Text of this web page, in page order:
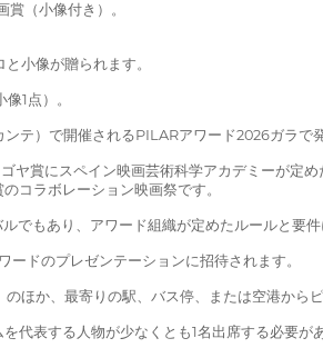
（小像付き）。
小像が贈られます。
1点）。
テ）で開催されるPILARアワード2026ガラで
賞にスペイン映画芸術科学アカデミーが定
コラボレーション映画祭です。
もあり、アワード組織が定めたルールと要件
ドのプレゼンテーションに招待されます。
ほか、最寄りの駅、バス停、または空港から
代表する人物が少なくとも1名出席する必要が